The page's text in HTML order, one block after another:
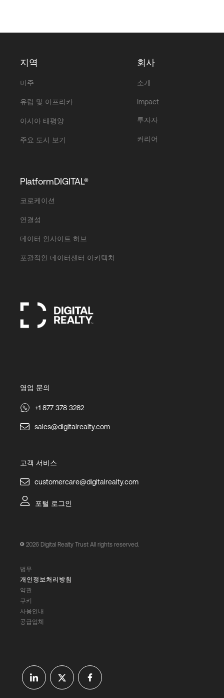
지역
미주
유럽 및 아프리카
아시아 태평양
주요 도시 보기
회사
소개
Impact
투자자
커리어
PlatformDIGITAL®
코로케이션
연결성
데이터 인사이트 허브
포괄적인 데이터센터 아키텍처
영업 문의
+1 877 378 3282
sales@digitalrealty.com
고객 서비스
customercare@digitalrealty.com
포털 로그인
2026 Digital Realty Trust All rights reserved.
법무
개인정보처리방침
약관
쿠키
사용안내
공급업체